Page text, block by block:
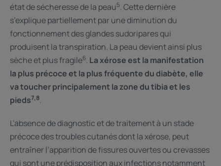
état de sécheresse de la peau5. Cette dernière
s’explique partiellement par une diminution du
fonctionnement des glandes sudoripares qui
produisent la transpiration. La peau devient ainsi plus
sèche et plus fragile6. La xérose est la manifestation
la plus précoce et la plus fréquente du diabète, elle
va toucher principalement la zone du tibia et les
pieds7,8.
L'absence de diagnostic et de traitement à un stade
précoce des troubles cutanés dont la xérose, peut
entraîner l’apparition de fissures ouvertes ou crevasses
qui sont une prédisposition aux infections notamment